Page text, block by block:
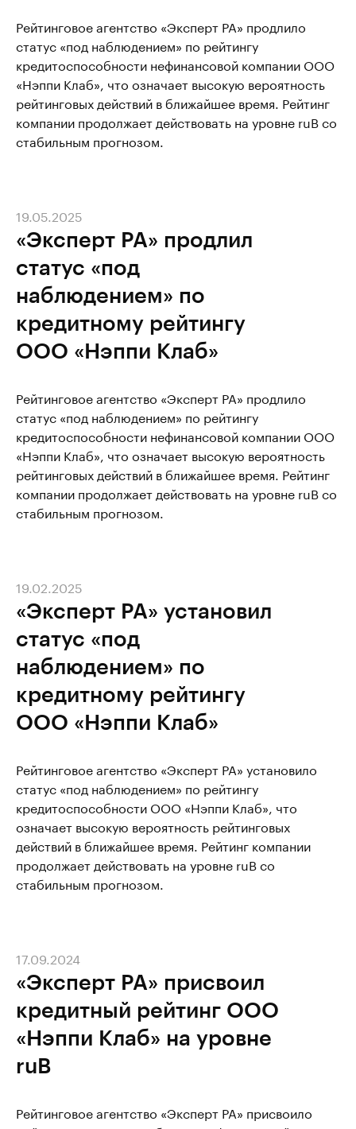
Рейтинговое агентство «Эксперт РА» продлило
статус «под наблюдением» по рейтингу
кредитоспособности нефинансовой компании ООО
«Нэппи Клаб», что означает высокую вероятность
рейтинговых действий в ближайшее время. Рейтинг
компании продолжает действовать на уровне ruB со
стабильным прогнозом.
«Эксперт РА» продлил
статус «под
наблюдением» по
кредитному рейтингу
ООО «Нэппи Клаб»
19.05.2025
Рейтинговое агентство «Эксперт РА» продлило
статус «под наблюдением» по рейтингу
кредитоспособности нефинансовой компании ООО
«Нэппи Клаб», что означает высокую вероятность
рейтинговых действий в ближайшее время. Рейтинг
компании продолжает действовать на уровне ruB со
стабильным прогнозом.
«Эксперт РА» установил
статус «под
наблюдением» по
кредитному рейтингу
ООО «Нэппи Клаб»
19.02.2025
Рейтинговое агентство «Эксперт РА» установило
статус «под наблюдением» по рейтингу
кредитоспособности ООО «Нэппи Клаб», что
означает высокую вероятность рейтинговых
действий в ближайшее время. Рейтинг компании
продолжает действовать на уровне ruB со
стабильным прогнозом.
«Эксперт РА» присвоил
кредитный рейтинг ООО
«Нэппи Клаб» на уровне
ruB
17.09.2024
Рейтинговое агентство «Эксперт РА» присвоило